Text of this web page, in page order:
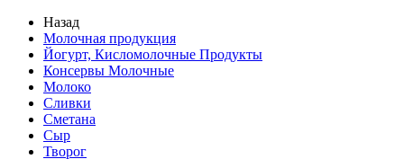
Назад
Молочная продукция
Йогурт, Кисломолочные Продукты
Консервы Молочные
Молоко
Сливки
Сметана
Сыр
Творог